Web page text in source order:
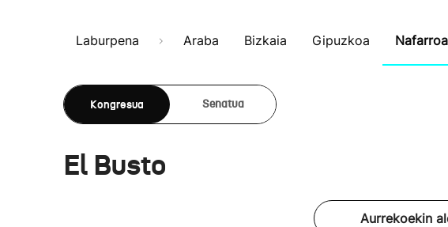
Laburpena Araba Bizkaia Gipuzkoa Nafarroa
Kongresua Senatua
El Busto
Aurrekoekin